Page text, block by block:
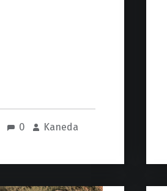
0 Kaneda